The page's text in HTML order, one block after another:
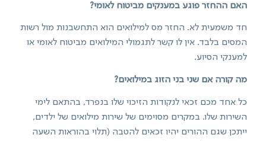
האם ההחזר פוגע במענקים מביטוח לאומי?
חד משמעית לא. החזר מס למילואים הוא התחשבנות מול רשות
המסים בלבד. אין לו קשר לתגמולי המילואים מביטוח לאומי או
למענקי הסיוע.
מה קורה אם שני בני הזוג במילואים?
כל אחד מכם זכאי לנקודות הזיכוי שלו בנפרד, בהתאם לימי
השירות שלו. במקרים מסוימים של שירות מילואים של ילדים,
ייתכן שגם ההורים יהיו זכאים להטבה (תלוי בהוראות השעה